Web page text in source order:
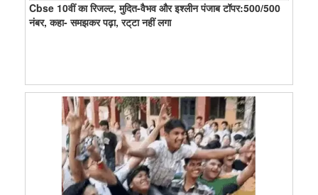
Cbse 10वीं का रिजल्ट, मुदित-वैभव और इश्लीन पंजाब टॉपर:500/500
नंबर, कहा- समझकर पढ़ा, रट्‌टा नहीं लगा